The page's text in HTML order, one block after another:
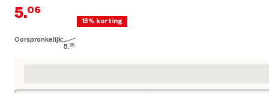
Oorspronkelijk:
5.95
5.06
Huidige prijs € 5,06
15% korting